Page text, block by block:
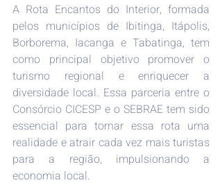
A Rota Encantos do Interior, formada
pelos municípios de Ibitinga, Itápolis,
Borborema, Iacanga e Tabatinga, tem
como principal objetivo promover o
turismo regional e enriquecer a
diversidade local. Essa parceria entre o
Consórcio CICESP e o SEBRAE tem sido
essencial para tornar essa rota uma
realidade e atrair cada vez mais turistas
para a região, impulsionando a
economia local.